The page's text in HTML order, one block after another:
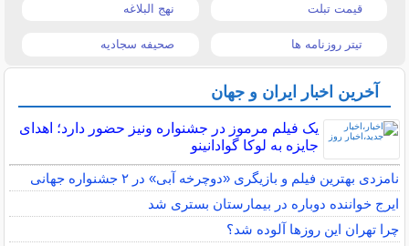
قیمت تبلت نهج البلاغه
تیتر روزنامه ها صحیفه سجادیه
آخرین اخبار ایران و جهان
یک فیلم مرموز در جشنواره ونیز حضور دارد؛ اهدای
جایزه به لوکا گوادانینو
نامزدی بهترین فیلم و بازیگری «دوچرخه آبی» در ۲ جشنواره جهانی
ایرج خواننده دوباره در بیمارستان بستری شد
چرا تهران این روزها آلوده شد؟